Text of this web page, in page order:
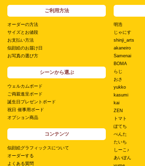
ご利用方法
オーダーの方法
サイズとお値段
お支払い方法
似顔絵のお届け日
お写真の選び方
シーンから選ぶ
ウェルカムボード
ご両親進呈ボード
誕生日プレゼントボード
祝日 催事用ボード
オプション商品
コンテンツ
似顔絵グラフィックスについて
オーダーする
よくある質問
明浩
じゃにす
shinji_arts
akaneiro
Samenai
BOMA
らじ
おさ
yukko
kasumi
kai
ZEN
トマト
ぽてち
ぺんた
たいち
しーこ♪
あいぽん